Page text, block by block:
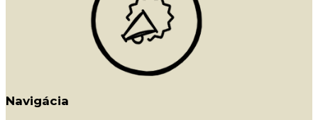
Navigácia